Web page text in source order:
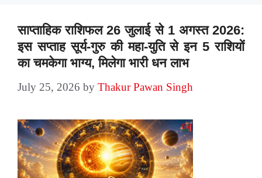
साप्ताहिक राशिफल 26 जुलाई से 1 अगस्त 2026:
इस सप्ताह सूर्य-गुरु की महा-युति से इन 5 राशियों
का चमकेगा भाग्य, मिलेगा भारी धन लाभ
July 25, 2026 by Thakur Pawan Singh